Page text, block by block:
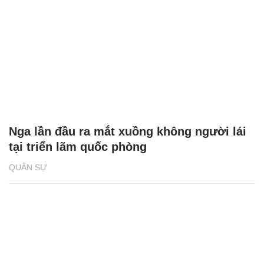
QUÂN SỰ
Nga lần đầu ra mắt xuồng không người lái
tại triển lãm quốc phòng